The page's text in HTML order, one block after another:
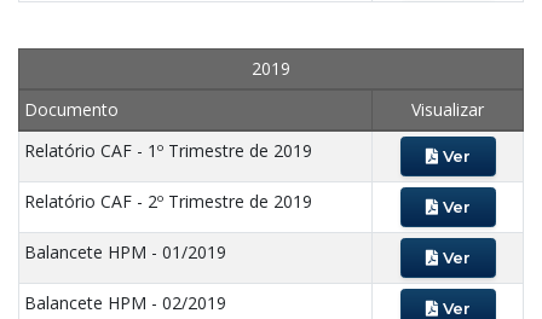
2019
Documento
Visualizar
Relatório CAF - 1º Trimestre de 2019
Ver
Relatório CAF - 2º Trimestre de 2019 Ver
Balancete HPM - 01/2019 Ver
Balancete HPM - 02/2019 Ver